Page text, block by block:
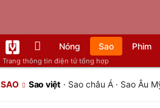
Trang thông tin điện tử tổng hợp
Nóng Sao Phim
SAO Sao việt · Sao châu Á· Sao Âu